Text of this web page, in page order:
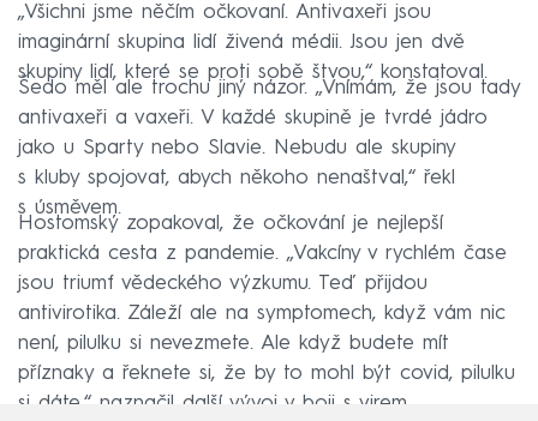
„Všichni jsme něčím očkovaní. Antivaxeři jsou
imaginární skupina lidí živená médii. Jsou jen dvě
skupiny lidí, které se proti sobě štvou,“ konstatoval.
Šedo měl ale trochu jiný názor. „Vnímám, že jsou tady
antivaxeři a vaxeři. V každé skupině je tvrdé jádro
jako u Sparty nebo Slavie. Nebudu ale skupiny
s kluby spojovat, abych někoho nenaštval,“ řekl
s úsměvem.
Hostomský zopakoval, že očkování je nejlepší
praktická cesta z pandemie. „Vakcíny v rychlém čase
jsou triumf vědeckého výzkumu. Teď přijdou
antivirotika. Záleží ale na symptomech, když vám nic
není, pilulku si nevezmete. Ale když budete mít
příznaky a řeknete si, že by to mohl být covid, pilulku
si dáte,“ naznačil další vývoj v boji s virem.